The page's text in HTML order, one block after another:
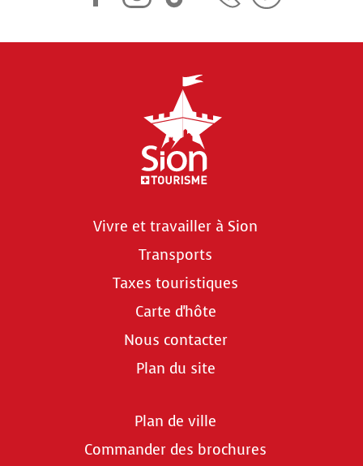
Vivre et travailler à Sion
Transports
Taxes touristiques
Carte d'hôte
Nous contacter
Plan du site
Plan de ville
Commander des brochures